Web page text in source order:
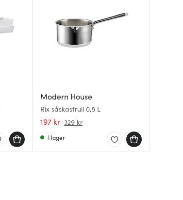
Modern House
Rix såskastrull 0,8 L
197 kr 329 kr
I lager